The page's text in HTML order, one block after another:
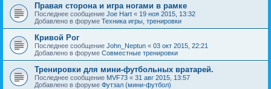
Правая сторона и игра ногами в рамке
Последнее сообщение Joe Hart « 19 ноя 2015, 13:32
Добавлено в форуме Техника игры, тренировки
Кривой Рог
Последнее сообщение John_Neptun « 03 окт 2015, 22:21
Добавлено в форуме Совместные тренировки
Тренировки для мини-футбольных вратарей.
Последнее сообщение MVF73 « 31 авг 2015, 13:57
Добавлено в форуме Футзал (мини-футбол)